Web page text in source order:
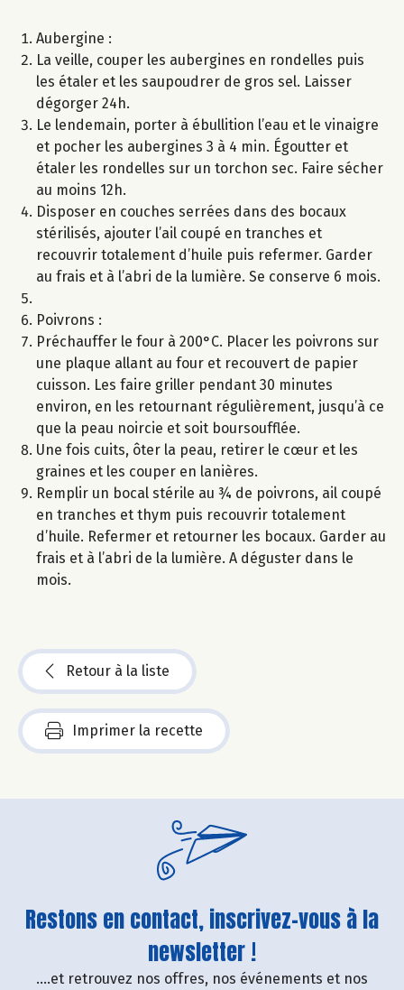
Aubergine :
La veille, couper les aubergines en rondelles puis
les étaler et les saupoudrer de gros sel. Laisser
dégorger 24h.
Le lendemain, porter à ébullition l’eau et le vinaigre
et pocher les aubergines 3 à 4 min. Égoutter et
étaler les rondelles sur un torchon sec. Faire sécher
au moins 12h.
Disposer en couches serrées dans des bocaux
stérilisés, ajouter l’ail coupé en tranches et
recouvrir totalement d’huile puis refermer. Garder
au frais et à l’abri de la lumière. Se conserve 6 mois.
Poivrons :
Préchauffer le four à 200°C. Placer les poivrons sur
une plaque allant au four et recouvert de papier
cuisson. Les faire griller pendant 30 minutes
environ, en les retournant régulièrement, jusqu’à ce
que la peau noircie et soit boursoufflée.
Une fois cuits, ôter la peau, retirer le cœur et les
graines et les couper en lanières.
Remplir un bocal stérile au ¾ de poivrons, ail coupé
en tranches et thym puis recouvrir totalement
d’huile. Refermer et retourner les bocaux. Garder au
frais et à l’abri de la lumière. A déguster dans le
mois.
Retour à la liste
Imprimer la recette
Restons en contact, inscrivez-vous à la
newsletter !
....et retrouvez nos offres, nos événements et nos